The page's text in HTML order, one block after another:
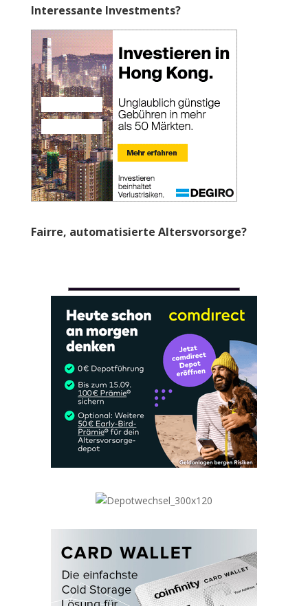
Interessante Investments?
Fairre, automatisierte Altersvorsorge?